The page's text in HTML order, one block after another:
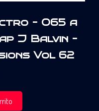
– 065 a
J Balvin –
Vol 62